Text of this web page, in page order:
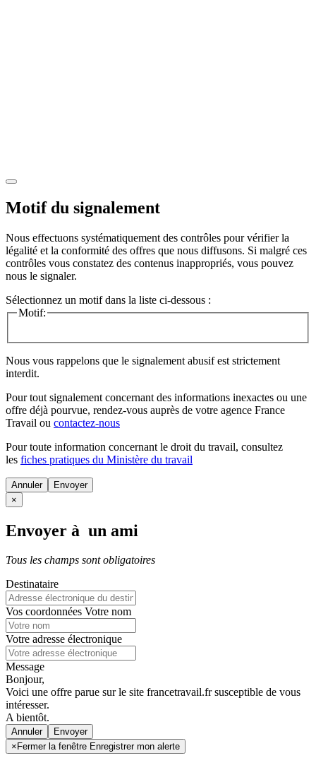
Motif du signalement
Nous effectuons systématiquement des contrôles pour vérifier la
légalité et la conformité des offres que nous diffusons. Si malgré ces
contrôles vous constatez des contenus inappropriés, vous pouvez
nous le signaler.
Sélectionnez un motif dans la liste ci-dessous :
Motif:
Nous vous rappelons que le signalement abusif est strictement
interdit.
Pour tout signalement concernant des informations inexactes ou une
offre déjà pourvue, rendez-vous auprès de votre agence France
Travail ou contactez-nous
Pour toute information concernant le droit du travail, consultez
les fiches pratiques du Ministère du travail
Annuler
×
Envoyer à un ami
Tous les champs sont obligatoires
Destinataire
Vos coordonnées Votre nom
Votre adresse électronique
Message
Bonjour,
Voici une offre parue sur le site francetravail.fr susceptible de vous
intéresser.
A bientôt.
Annuler
× Fermer la fenêtre Enregistrer mon alerte